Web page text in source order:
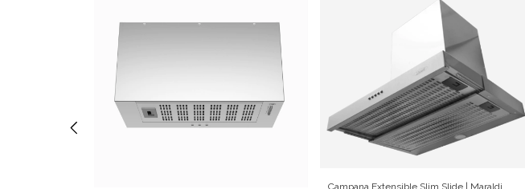
Campana Extensible Slim Slide | Maraldi